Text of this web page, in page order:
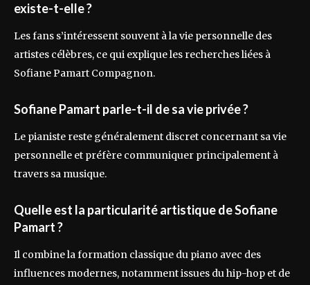
existe-t-elle ?
Les fans s’intéressent souvent à la vie personnelle des
artistes célèbres, ce qui explique les recherches liées à
Sofiane Pamart Compagnon.
Sofiane Pamart parle-t-il de sa vie privée ?
Le pianiste reste généralement discret concernant sa vie
personnelle et préfère communiquer principalement à
travers sa musique.
Quelle est la particularité artistique de Sofiane
Pamart ?
Il combine la formation classique du piano avec des
influences modernes, notamment issues du hip-hop et de